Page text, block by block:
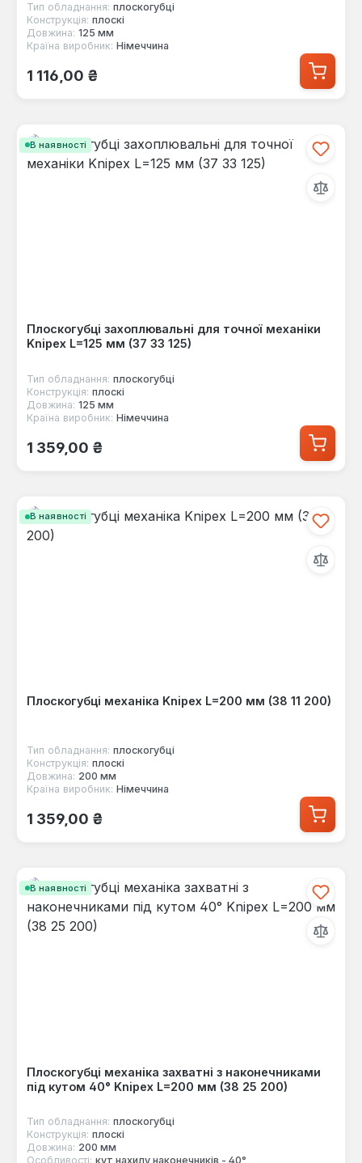
Тип обладнання: плоскогубці
Конструкція: плоскі
Довжина: 125 мм
Країна виробник: Німеччина
Звичайна ціна:
1 116,00 ₴
В наявності
Плоскогубці захоплювальні для точної механіки
Knipex L=125 мм (37 33 125)
Тип обладнання: плоскогубці
Конструкція: плоскі
Довжина: 125 мм
Країна виробник: Німеччина
Звичайна ціна:
1 359,00 ₴
В наявності
Плоскогубці механіка Knipex L=200 мм (38 11 200)
Тип обладнання: плоскогубці
Конструкція: плоскі
Довжина: 200 мм
Країна виробник: Німеччина
Звичайна ціна:
1 359,00 ₴
В наявності
Плоскогубці механіка захватні з наконечниками
під кутом 40° Knipex L=200 мм (38 25 200)
Тип обладнання: плоскогубці
Конструкція: плоскі
Довжина: 200 мм
Особливості: кут нахилу наконечників - 40°